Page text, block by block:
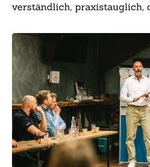
verständlich, praxistauglich,